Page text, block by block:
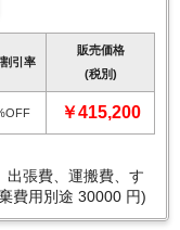
引率
販売価格
(税別)
￥415,200
出張費、運搬費、す
費用別途 30000 円)